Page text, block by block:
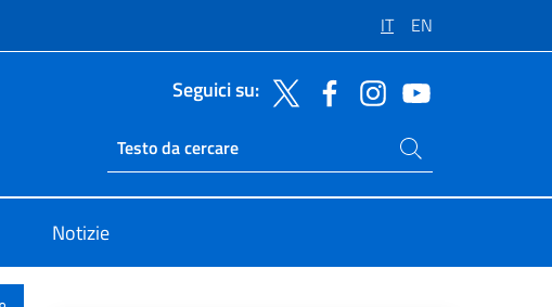
IT EN
Seguici su:
Ricerca sito live
Cerca nel sito
Notizie